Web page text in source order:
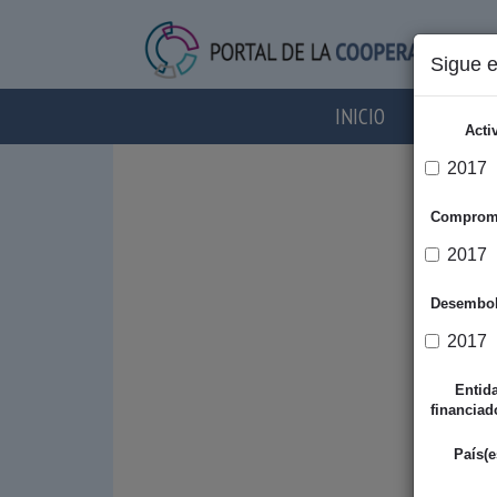
INICIO
Sigue
2017
2017
2017